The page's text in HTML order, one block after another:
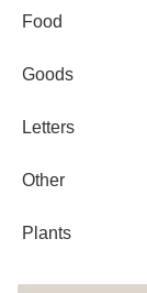
Food
Goods
Letters
Other
Plants